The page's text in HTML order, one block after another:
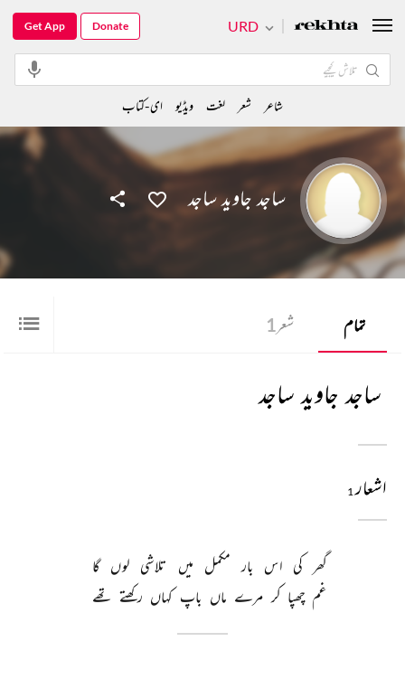
ساجد جاوید ساجد
تمام شعر1
ساجد جاوید ساجد
اشعار1
گھر کی اس بار مکمل میں تلاشی لوں گا
غم چھپا کر مرے ماں باپ کہاں رکھتے تھے
URD
Get App Donate
شاعر شعر لغت ویڈیو ای-کتاب